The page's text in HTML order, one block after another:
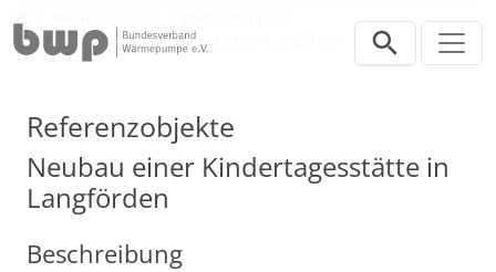
Neubau einer Kindertagesstätte in Langförden
Referenzobjekte
Neubau einer Kindertagesstätte in
Langförden
Beschreibung